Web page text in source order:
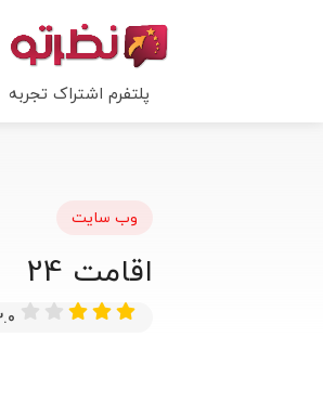
پلتفرم اشتراک تجربه
وب سایت
اقامت 24